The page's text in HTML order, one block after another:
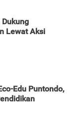
Lewat Aksi
Edu Puntondo,